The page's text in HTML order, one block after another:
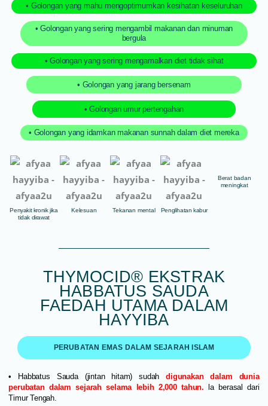
• Golongan yang mahu mengoptimumkan kesihatan keseluruhan
• Golongan yang sering mengambil makanan dan minuman
bergula
• Golongan yang sering mengamalkan diet tidak sihat
• Golongan yang jarang bersenam
• Golongan umur pertengahan
• Golongan yang idamkan makanan sunnah dalam diet mereka
Penyakit kronik jika
tidak dirawat
Kelesuan Tekanan mental Penglihatan kabur
Berat badan
meningkat
THYMOCID® EKSTRAK
HABBATUS SAUDA
FAEDAH UTAMA DALAM
HAYYIBA
PERUBATAN EMAS DALAM SEJARAH ISLAM
• Habbatus Sauda (jintan hitam) sudahdigunakan dalam dunia
perubatan dalam sejarah selama lebih 2,000 tahun. la berasal dari
Timur Tengah.